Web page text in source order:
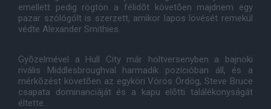
emellett pedig rögtön a félidõt követõen majdnem egy
pazar szólógólt is szerzett, amikor lapos lövését remekül
védte Alexander Smithies.
Gyõzelmével a Hull City már holtversenyben a bajnoki
rivális Middlesbroughval harmadik pozícióban áll, és a
mérkõzést követõen az egyköri Vörös Ördög, Steve Bruce
csapata dominanciáját és a kapu elõtti találékonyságát
éltette.